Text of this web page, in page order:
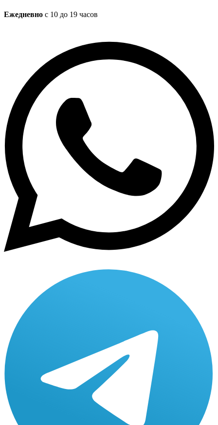
Ежедневно с 10 до 19 часов